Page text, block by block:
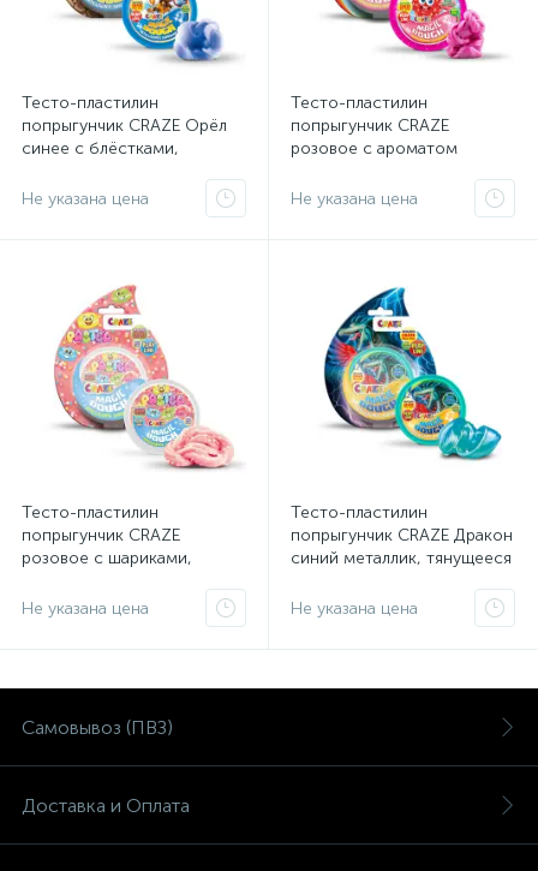
Тесто-пластилин
попрыгунчик CRAZE Орёл
синее с блёстками,
Не указана цена
Тесто-пластилин
попрыгунчик CRAZE
розовое с ароматом
Не указана цена
Тесто-пластилин
попрыгунчик CRAZE
розовое с шариками,
Не указана цена
Тесто-пластилин
попрыгунчик CRAZE Дракон
синий металлик, тянущееся
Не указана цена
Самовывоз (ПВЗ)
Доставка и Оплата